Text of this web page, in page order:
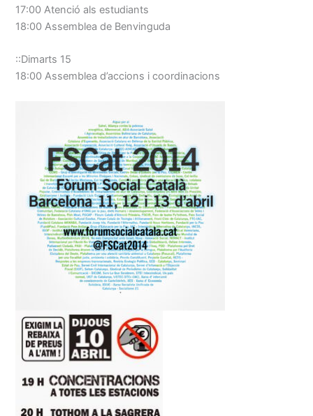
17:00 Atenció als estudiants
18:00 Assemblea de Benvinguda
::Dimarts 15
18:00 Assemblea d’accions i coordinacions